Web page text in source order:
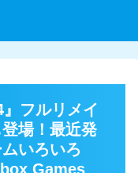
』フルリメイ
場！最近発
いろいろ
Games